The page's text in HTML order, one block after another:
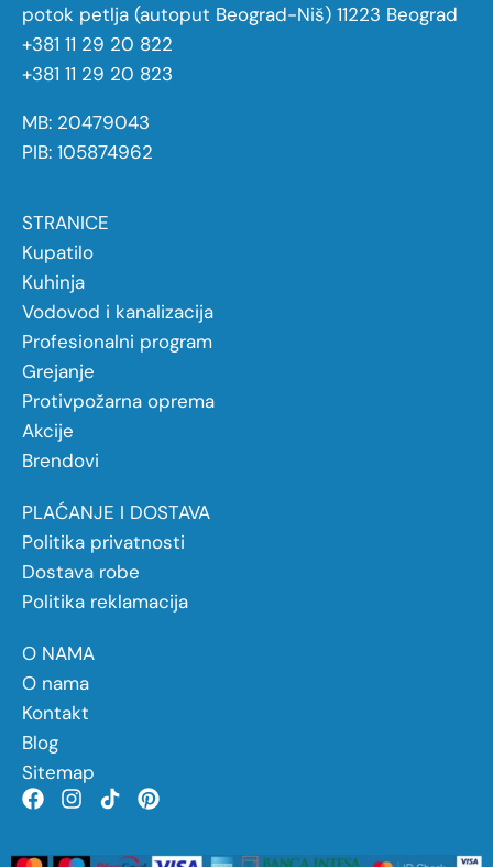
potok petlja (autoput Beograd-Niš) 11223 Beograd
+381 11 29 20 822
+381 11 29 20 823
MB: 20479043
PIB: 105874962
STRANICE
Kupatilo
Kuhinja
Vodovod i kanalizacija
Profesionalni program
Grejanje
Protivpožarna oprema
Akcije
Brendovi
PLAĆANJE I DOSTAVA
Politika privatnosti
Dostava robe
Politika reklamacija
O NAMA
O nama
Kontakt
Blog
Sitemap